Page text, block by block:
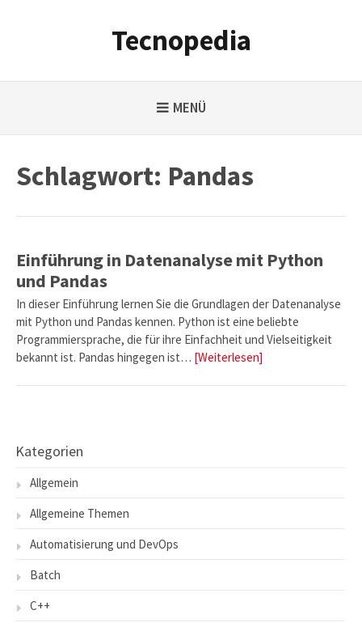
Tecnopedia
MENÜ
Schlagwort: Pandas
Einführung in Datenanalyse mit Python
und Pandas
In dieser Einführung lernen Sie die Grundlagen der Datenanalyse
mit Python und Pandas kennen. Python ist eine beliebte
Programmiersprache, die für ihre Einfachheit und Vielseitigkeit
bekannt ist. Pandas hingegen ist… [Weiterlesen]
Kategorien
Allgemein
Allgemeine Themen
Automatisierung und DevOps
Batch
C++